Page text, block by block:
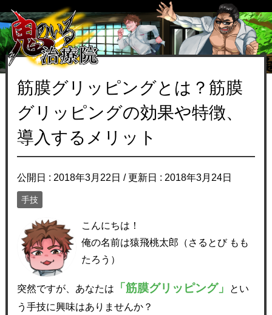
筋膜グリッピングとは？筋膜
グリッピングの効果や特徴、
導入するメリット
公開日 : 2018年3月22日 / 更新日 : 2018年3月24日
手技
こんにちは！
俺の名前は猿飛桃太郎（さるとび もも
たろう）
突然ですが、あなたは 「筋膜グリッピング」
とい
う手技に興味はありませんか？